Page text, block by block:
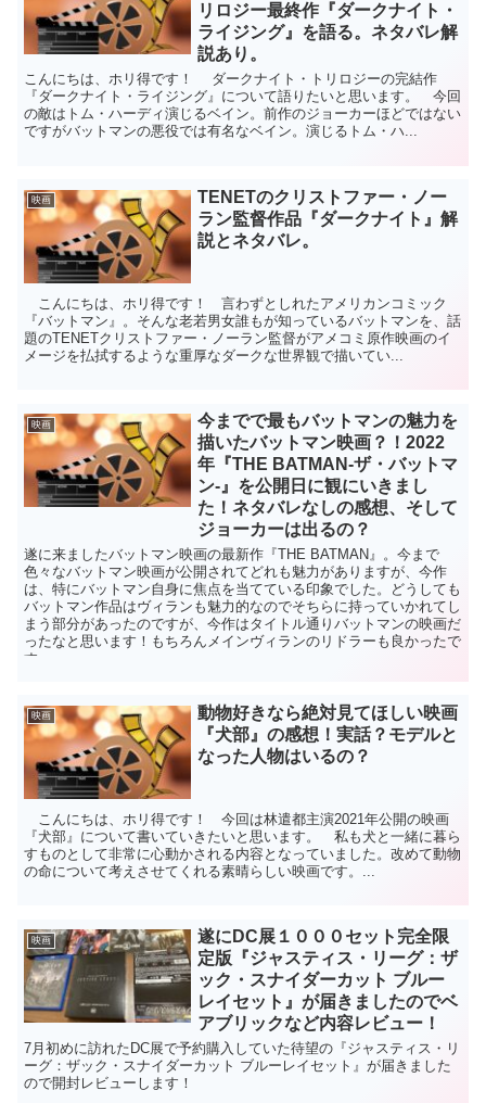
リロジー最終作『ダークナイト・
ライジング』を語る。ネタバレ解
説あり。
こんにちは、ホリ得です！ ダークナイト・トリロジーの完結作
『ダークナイト・ライジング』について語りたいと思います。 今回
の敵はトム・ハーディ演じるベイン。前作のジョーカーほどではない
ですがバットマンの悪役では有名なベイン。演じるトム・ハ...
映画
TENETのクリストファー・ノー
ラン監督作品『ダークナイト』解
説とネタバレ。
こんにちは、ホリ得です！ 言わずとしれたアメリカンコミック
『バットマン』。そんな老若男女誰もが知っているバットマンを、話
題のTENETクリストファー・ノーラン監督がアメコミ原作映画のイ
メージを払拭するような重厚なダークな世界観で描いてい...
映画
今までで最もバットマンの魅力を
描いたバットマン映画？！2022
年『THE BATMAN-ザ・バットマ
ン-』を公開日に観にいきまし
た！ネタバレなしの感想、そして
ジョーカーは出るの？
遂に来ましたバットマン映画の最新作『THE BATMAN』。今まで
色々なバットマン映画が公開されてどれも魅力がありますが、今作
は、特にバットマン自身に焦点を当てている印象でした。どうしても
バットマン作品はヴィランも魅力的なのでそちらに持っていかれてし
まう部分があったのですが、今作はタイトル通りバットマンの映画だ
ったなと思います！もちろんメインヴィランのリドラーも良かったで
す。
映画
動物好きなら絶対見てほしい映画
『犬部』の感想！実話？モデルと
なった人物はいるの？
こんにちは、ホリ得です！ 今回は林遣都主演2021年公開の映画
『犬部』について書いていきたいと思います。 私も犬と一緒に暮ら
すものとして非常に心動かされる内容となっていました。改めて動物
の命について考えさせてくれる素晴らしい映画です。...
映画
遂にDC展１０００セット完全限
定版『ジャスティス・リーグ：ザ
ック・スナイダーカット ブルー
レイセット』が届きましたのでベ
アブリックなど内容レビュー！
7月初めに訪れたDC展で予約購入していた待望の『ジャスティス・リ
ーグ：ザック・スナイダーカット ブルーレイセット』が届きました
ので開封レビューします！